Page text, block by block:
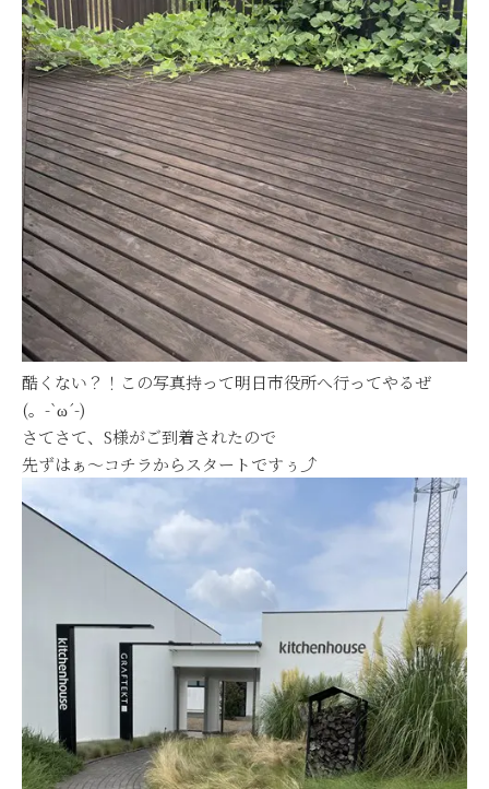
酷くない？！この写真持って明日市役所へ行ってやるぜ
(。-`ω´-)
さてさて、S様がご到着されたので
先ずはぁ～コチラからスタートですぅ⤴